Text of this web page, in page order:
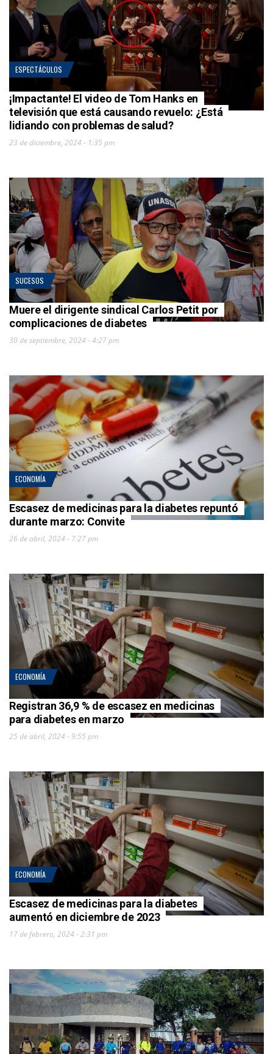
ESPECTÁCULOS
¡Impactante! El video de Tom Hanks en
televisión que está causando revuelo: ¿Está
lidiando con problemas de salud?
23 de diciembre, 2024 - 1:35 pm
SUCESOS
Muere el dirigente sindical Carlos Petit por
complicaciones de diabetes
30 de septiembre, 2024 - 4:27 pm
ECONOMÍA
Escasez de medicinas para la diabetes repuntó
durante marzo: Convite
26 de abril, 2024 - 7:27 pm
ECONOMÍA
Registran 36,9 % de escasez en medicinas
para diabetes en marzo
25 de abril, 2024 - 9:55 pm
ECONOMÍA
Escasez de medicinas para la diabetes
aumentó en diciembre de 2023
17 de febrero, 2024 - 2:31 pm